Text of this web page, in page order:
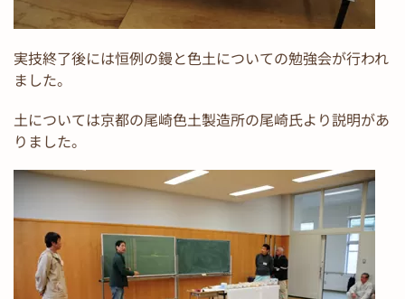
実技終了後には恒例の鏝と色土についての勉強会が行われ
ました。
土については京都の尾崎色土製造所の尾崎氏より説明があ
りました。